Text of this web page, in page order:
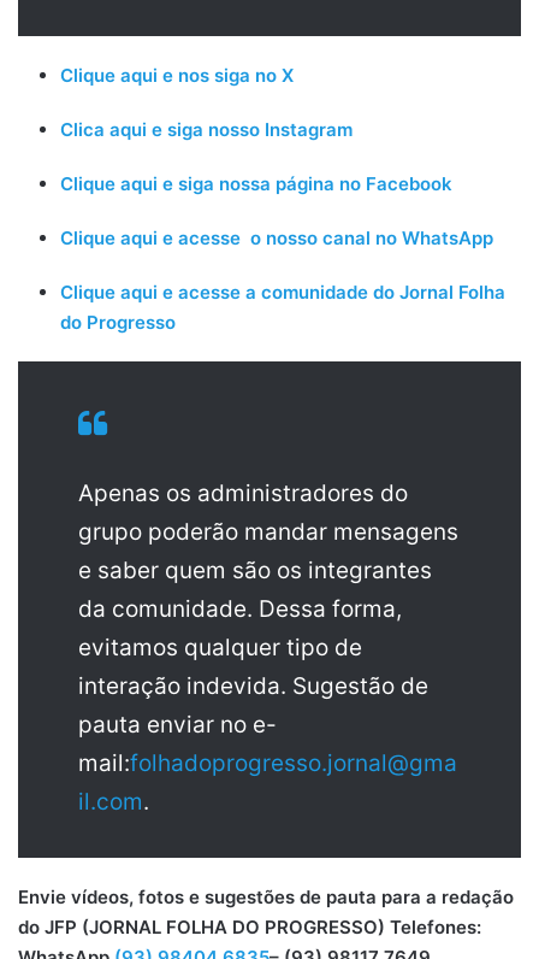
Clique aqui e nos siga no X
Clica aqui e siga nosso Instagram
Clique aqui e siga nossa página no Facebook
Clique aqui e acesse o nosso canal no WhatsApp
Clique aqui e acesse a comunidade do Jornal Folha
do Progresso
Apenas os administradores do
grupo poderão mandar mensagens
e saber quem são os integrantes
da comunidade. Dessa forma,
evitamos qualquer tipo de
interação indevida. Sugestão de
pauta enviar no e-
mail:folhadoprogresso.jornal@gma
il.com.
Envie vídeos, fotos e sugestões de pauta para a redação
do JFP (JORNAL FOLHA DO PROGRESSO) Telefones: